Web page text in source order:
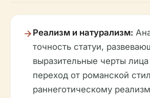
Реализм и натурализм:
точность статуи,
выразительные черты
переход от романской
раннеготическому